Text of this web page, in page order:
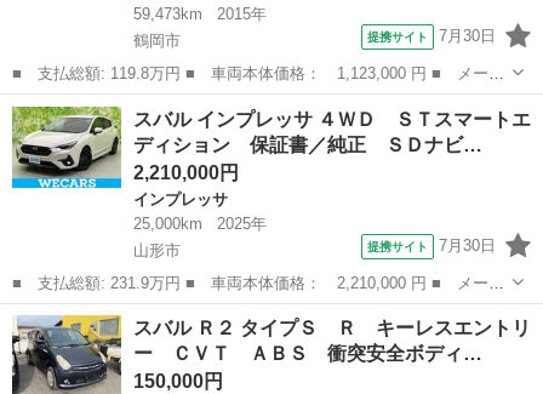
59,473km
2015年
鶴岡市
提携サイト 7月30日
■ 支払総額: 119.8万円 ■ 車両本体価格： 1,123,000 円 ■ メーカ
ー名： スバル ■ 車種名： レガシィＢ４ ■ グレード名： リミ
テッド ４ＷＤ 衝突軽減 純正ＳＤナビ ＣＤ ＤＶＤ ＢＴ フ
ルセグ ...
山形 鶴岡市 レガシィ
スバル インプレッサ ４ＷＤ ＳＴスマートエ
ディション 保証書／純正 ＳＤナビ…
2,210,000円
インプレッサ
25,000km
2025年
山形市
提携サイト 7月30日
■ 支払総額: 231.9万円 ■ 車両本体価格： 2,210,000 円 ■ メーカ
ー名： スバル ■ 車種名： インプレッサ ■ グレード名： ４Ｗ
Ｄ ＳＴスマートエディション 保証書／純正 ＳＤナビ／シートヒ
ーター ...
山形 山形市 インプレッサ
スバル Ｒ２ タイプＳ Ｒ キーレスエントリ
ー ＣＶＴ ＡＢＳ 衝突安全ボディ…
150,000円